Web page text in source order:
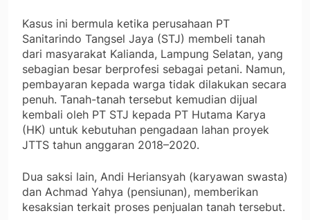
Kasus ini bermula ketika perusahaan PT
Sanitarindo Tangsel Jaya (STJ) membeli tanah
dari masyarakat Kalianda, Lampung Selatan, yang
sebagian besar berprofesi sebagai petani. Namun,
pembayaran kepada warga tidak dilakukan secara
penuh. Tanah-tanah tersebut kemudian dijual
kembali oleh PT STJ kepada PT Hutama Karya
(HK) untuk kebutuhan pengadaan lahan proyek
JTTS tahun anggaran 2018–2020.
Dua saksi lain, Andi Heriansyah (karyawan swasta)
dan Achmad Yahya (pensiunan), memberikan
kesaksian terkait proses penjualan tanah tersebut.